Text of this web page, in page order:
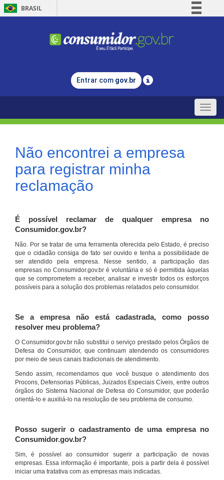
BRASIL
Comunica BR
Legislação
Entrar com gov.br
Toggle
Não encontrei a empresa
para registrar minha
reclamação
É possível reclamar de qualquer empresa no
Consumidor.gov.br?
Não. Por se tratar de uma ferramenta oferecida pelo Estado, é preciso
que o cidadão consiga de fato ser ouvido e tenha a possibilidade de
ser atendido pela empresa. Nesse sentido, a participação das
empresas no Consumidor.gov.br é voluntária e só é permitida àquelas
que se comprometem a receber, analisar e investir todos os esforços
possíveis para a solução dos problemas relatados pelo consumidor.
Se a empresa não está cadastrada, como posso
resolver meu problema?
O Consumidor.gov.br não substitui o serviço prestado pelos Órgãos de
Defesa do Consumidor, que continuam atendendo os consumidores
por meio de seus canais tradicionais de atendimento.
Sendo assim, recomendamos que você busque o atendimento dos
Procons, Defensorias Públicas, Juizados Especiais Cíveis, entre outros
órgãos do Sistema Nacional de Defesa do Consumidor, que poderão
orientá-lo e auxiliá-lo na resolução de seu problema de consumo.
Posso sugerir o cadastramento de uma empresa no
Consumidor.gov.br?
Sim, é possível ao consumidor sugerir a participação de novas
empresas. Essa informação é importante, pois a partir dela é possível
iniciar uma tratativa com as empresas mais indicadas.